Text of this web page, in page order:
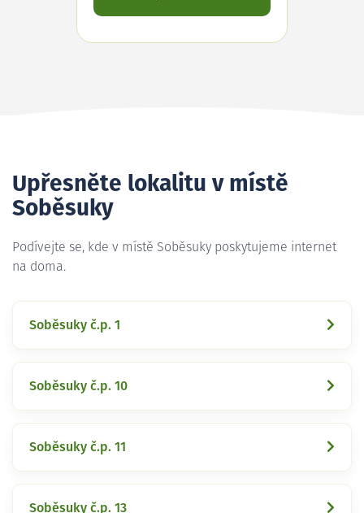
Upřesněte lokalitu v místě
Soběsuky
Podívejte se, kde v místě Soběsuky poskytujeme internet
na doma.
Soběsuky č.p. 1
Soběsuky č.p. 10
Soběsuky č.p. 11
Soběsuky č.p. 13